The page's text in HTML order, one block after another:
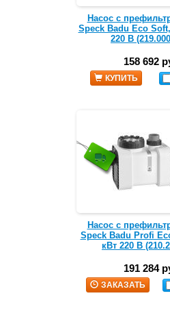
Насос с
Speck Badu Eco
220 В
158 692
КУПИТЬ
Насос с
Speck Badu Profi
кВт 220 В
191 284
ЗАКАЗАТЬ